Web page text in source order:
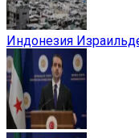
Индонезия